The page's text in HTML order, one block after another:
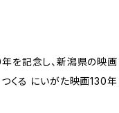
を記念し、新潟県の映画
くる にいがた映画130年